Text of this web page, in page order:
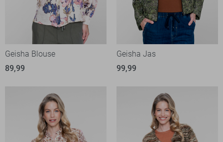
Geisha Blouse
89,99
Geisha Jas
99,99